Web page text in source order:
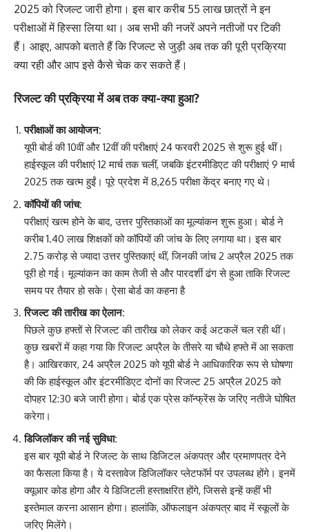
2025 को रिजल्ट जारी होगा। इस बार करीब 55 लाख छात्रों ने इन
परीक्षाओं में हिस्सा लिया था। अब सभी की नजरें अपने नतीजों पर टिकी
हैं। आइए, आपको बताते हैं कि रिजल्ट से जुड़ी अब तक की पूरी प्रक्रिया
क्या रही और आप इसे कैसे चेक कर सकते हैं।
रिजल्ट की प्रक्रिया में अब तक क्या-क्या हुआ?
परीक्षाओं का आयोजन:
यूपी बोर्ड की 10वीं और 12वीं की परीक्षाएं 24 फरवरी 2025 से शुरू हुई थीं।
हाईस्कूल की परीक्षाएं 12 मार्च तक चलीं, जबकि इंटरमीडिएट की परीक्षाएं 9 मार्च
2025 तक खत्म हुईं। पूरे प्रदेश में 8,265 परीक्षा केंद्र बनाए गए थे।
कॉपियों की जांच:
परीक्षाएं खत्म होने के बाद, उत्तर पुस्तिकाओं का मूल्यांकन शुरू हुआ। बोर्ड ने
करीब 1.40 लाख शिक्षकों को कॉपियों की जांच के लिए लगाया था। इस बार
2.75 करोड़ से ज्यादा उत्तर पुस्तिकाएं थीं, जिनकी जांच 2 अप्रैल 2025 तक
पूरी हो गई। मूल्यांकन का काम तेजी से और पारदर्शी ढंग से हुआ ताकि रिजल्ट
समय पर तैयार हो सके। ऐसा बोर्ड का कहना है
रिजल्ट की तारीख का ऐलान:
पिछले कुछ हफ्तों से रिजल्ट की तारीख को लेकर कई अटकलें चल रही थीं।
कुछ खबरों में कहा गया कि रिजल्ट अप्रैल के तीसरे या चौथे हफ्ते में आ सकता
है। आखिरकार, 24 अप्रैल 2025 को यूपी बोर्ड ने आधिकारिक रूप से घोषणा
की कि हाईस्कूल और इंटरमीडिएट दोनों का रिजल्ट 25 अप्रैल 2025 को
दोपहर 12:30 बजे जारी होगा। बोर्ड एक प्रेस कॉन्फ्रेंस के जरिए नतीजे घोषित
करेगा।
डिजिलॉकर की नई सुविधा:
इस बार यूपी बोर्ड ने रिजल्ट के साथ डिजिटल अंकपत्र और प्रमाणपत्र देने
का फैसला किया है। ये दस्तावेज डिजिलॉकर प्लेटफॉर्म पर उपलब्ध होंगे। इनमें
क्यूआर कोड होगा और ये डिजिटली हस्ताक्षरित होंगे, जिससे इन्हें कहीं भी
इस्तेमाल करना आसान होगा। हालांकि, ऑफलाइन अंकपत्र बाद में स्कूलों के
जरिए मिलेंगे।